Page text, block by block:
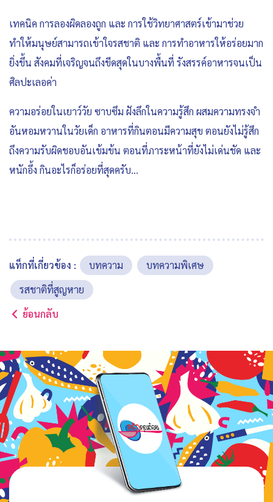
เทคนิค การลองผิดลองถูก และ การใช้วิทยาศาสตร์เข้ามาช่วย
ทำให้มนุษย์สามารถเข้าใจรสชาติ และ การทำอาหารให้อร่อยมาก
ยิ่งขึ้น สังคมที่เจริญจนถึงขีดสุดในบางพื้นที่ รังสรรค์อาหารจนเป็น
ศิลปะเลอค่า
ความอร่อยในเยาว์วัย ซาบซึม ฝังลึกในความรู้สึก ผสมความทรงจำ
อันหอมหวานในวัยเด็ก อาหารที่กินตอนมีความสุข ตอนยังไม่รู้สึก
ถึงความรับผิดชอบอันเข้มข้น ตอนที่ภาระหน้าที่ยังไม่เด่นชัด และ
หนักอึ้ง กินอะไรก็อร่อยที่สุดครับ…
แท็กที่เกี่ยวข้อง : บทความ
บทความพิเศษ
รสชาติที่สูญหาย
ย้อนกลับ